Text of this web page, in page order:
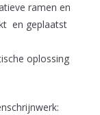
ramen en
en geplaatst
oplossing